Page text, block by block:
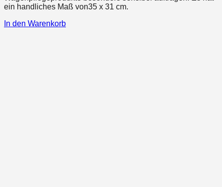
ein handliches Maß von35 x 31 cm.
In den Warenkorb